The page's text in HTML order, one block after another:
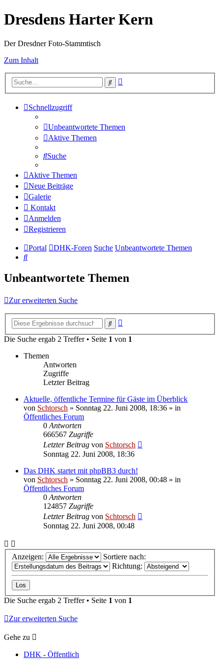
Dresdens Harter Kern
Der Dresdner Foto-Stammtisch
Zum Inhalt
Suche
Schnellzugriff
Unbeantwortete Themen
Aktive Themen
Suche
Aktive Themen
Neue Beiträge
Galerie
Kontakt
Anmelden
Registrieren
Portal DHK-Foren Suche Unbeantwortete Themen
Suche
Unbeantwortete Themen
Zur erweiterten Suche
Suche
Die Suche ergab 2 Treffer • Seite 1 von 1
Themen
Antworten
Zugriffe
Letzter Beitrag
Aktuelle, öffentliche Termine für Gäste im Überblick
von Schtorsch » Sonntag 22. Juni 2008, 18:36 » in
Öffentliches Forum
0 Antworten
666567 Zugriffe
Letzter Beitrag von Schtorsch
Sonntag 22. Juni 2008, 18:36
Das DHK startet mit phpBB3 durch!
von Schtorsch » Sonntag 22. Juni 2008, 00:48 » in
Öffentliches Forum
0 Antworten
124857 Zugriffe
Letzter Beitrag von Schtorsch
Sonntag 22. Juni 2008, 00:48
Anzeigen:
Sortiere nach:
Richtung:
Die Suche ergab 2 Treffer • Seite 1 von 1
Zur erweiterten Suche
Gehe zu
DHK - Öffentlich